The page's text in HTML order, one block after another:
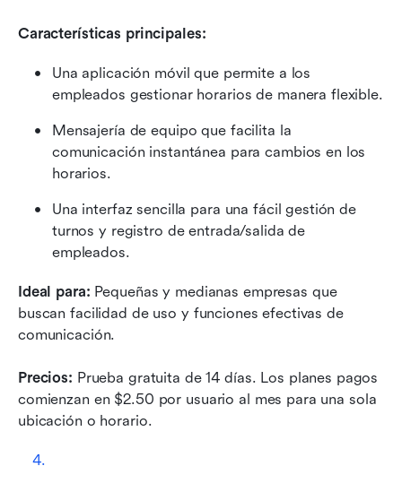
Características principales:
Una aplicación móvil que permite a los
empleados gestionar horarios de manera flexible.
Mensajería de equipo que facilita la
comunicación instantánea para cambios en los
horarios.
Una interfaz sencilla para una fácil gestión de
turnos y registro de entrada/salida de
empleados.
Ideal para: Pequeñas y medianas empresas que
buscan facilidad de uso y funciones efectivas de
comunicación.
Precios: Prueba gratuita de 14 días. Los planes pagos
comienzan en $2.50 por usuario al mes para una sola
ubicación o horario.